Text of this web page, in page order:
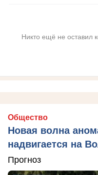
Никто ещё не оставил
Общество
Новая волна
надвигается на
Прогноз